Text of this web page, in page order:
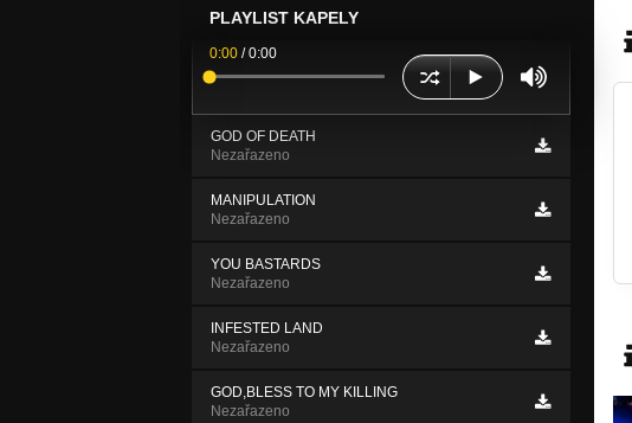
PLAYLIST KAPELY
0:00 /0:00
GOD OF DEATH
Nezařazeno
MANIPULATION
Nezařazeno
YOU BASTARDS
Nezařazeno
INFESTED LAND
Nezařazeno
GOD,BLESS TO MY KILLING
Nezařazeno